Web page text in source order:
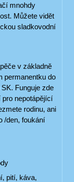
mnohdy
Můžete vidět
sladkovodní
v základně
permanentku do
Funguje zde
nepotápějící
rodinu, ani
/den, foukání
pití, káva,